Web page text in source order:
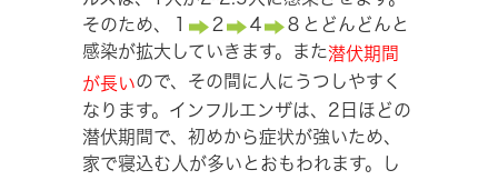
そのため、１
２ ４
８とどんどんと
感染が拡大していきます。また潜伏期間
が長いので、その間に人にうつしやすく
なります。インフルエンザは、2日ほどの
潜伏期間で、初めから症状が強いため、
家で寝込む人が多いとおもわれます。し